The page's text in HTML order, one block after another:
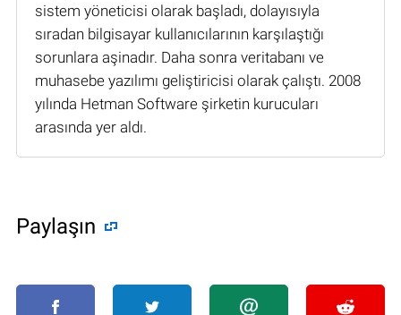
sistem yöneticisi olarak başladı, dolayısıyla
sıradan bilgisayar kullanıcılarının karşılaştığı
sorunlara aşinadır. Daha sonra veritabanı ve
muhasebe yazılımı geliştiricisi olarak çalıştı. 2008
yılında Hetman Software şirketin kurucuları
arasında yer aldı.
Paylaşın